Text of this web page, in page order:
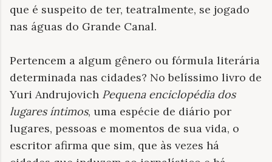
que é suspeito de ter, teatralmente, se jogado
nas águas do Grande Canal.
Pertencem a algum gênero ou fórmula literária
determinada nas cidades? No belíssimo livro de
Yuri Andrujovich Pequena enciclopédia dos
lugares íntimos, uma espécie de diário por
lugares, pessoas e momentos de sua vida, o
escritor afirma que sim, que às vezes há